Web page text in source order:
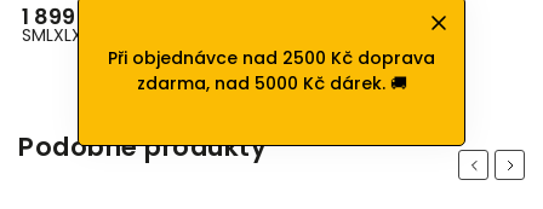
Při objednávce nad 2500 Kč doprava
zdarma, nad 5000 Kč dárek. 🚚
1 899 Kč
SMLXLXXL
Podobné produkty Previous
Next